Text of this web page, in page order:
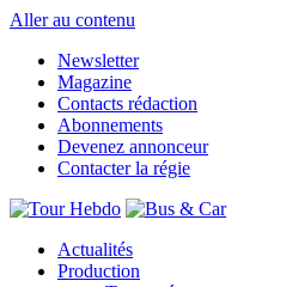
Aller au contenu
Newsletter
Magazine
Contacts rédaction
Abonnements
Devenez annonceur
Contacter la régie
Actualités
Production